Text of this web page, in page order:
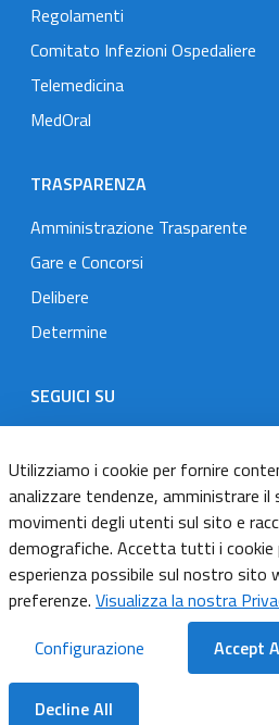
Regolamenti
Comitato Infezioni Ospedaliere
Telemedicina
MedOral
TRASPARENZA
Amministrazione Trasparente
Gare e Concorsi
Delibere
Determine
SEGUICI SU
Designers Italia
TwitterInstagramYoutube
Dichiarazione di accessibilità
Informativa cookie
Note legali
Utilizziamo i cookie per fornire
analizzare tendenze, amministrare il
movimenti degli utenti sul sito e
demografiche. Accetta tutti i cookie
esperienza possibile sul nostro sito
preferenze. Visualizza la nostra
Configurazione
Accept
Decline All